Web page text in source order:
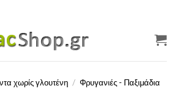
χωρίς γλουτένη / Φρυγανιές - Παξιμάδια